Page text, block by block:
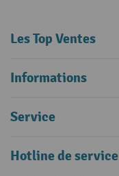
Les Top Ventes
Informations
Service
Hotline de service